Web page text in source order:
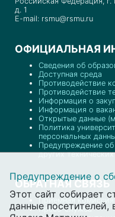
д. 1
E-mail: rsmu@rsmu.ru
ОФИЦИАЛЬНАЯ
Сведения об
Доступная среда
Противодействие
Противодействие
Информация о
Информация о
Открытые данные
Политика
персональных
Предупреждение
других
ОБРАТНАЯ СВЯЗЬ
Приемная комиссия
Пресс-служба
Предупреждение о
Этот сайт собирает
данные